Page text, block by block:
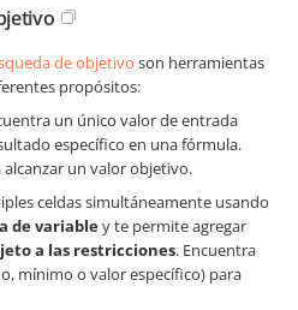
de objetivo son herramientas
propósitos:
un único valor de entrada
específico en una fórmula.
un valor objetivo.
celdas simultáneamente usando
de variabley te permite agregar
a las restricciones. Encuentra
mínimo o valor específico) para